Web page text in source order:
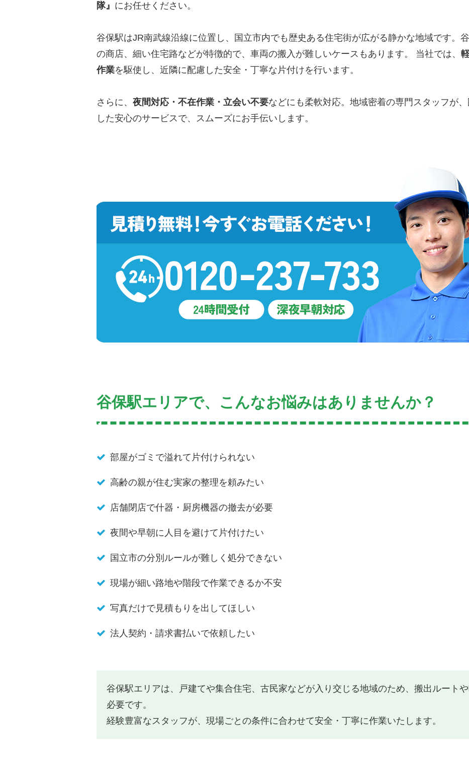
隊』 にお任せください。
谷保駅はJR南武線沿線に位置し、国立市内でも歴史ある住宅街が広がる静かな地域です。
の商店、細い住宅路などが特徴的で、車両の搬入が難しいケースもあります。 当社では、
作業を駆使し、近隣に配慮した安全・丁寧な片付けを行います。
さらに、 夜間対応・不在作業・立会い不要などにも柔軟対応。地域密着の専門スタッフが
した安心のサービスで、スムーズにお手伝いします。
谷保駅エリアで、こんなお悩みはありませんか？
部屋がゴミで溢れて片付けられない
高齢の親が住む実家の整理を頼みたい
店舗閉店で什器・厨房機器の撤去が必要
夜間や早朝に人目を避けて片付けたい
国立市の分別ルールが難しく処分できない
現場が細い路地や階段で作業できるか不安
写真だけで見積もりを出してほしい
法人契約・請求書払いで依頼したい
谷保駅エリアは、戸建てや集合住宅、古民家などが入り交じる地域のため、搬出ルート
必要です。
経験豊富なスタッフが、現場ごとの条件に合わせて安全・丁寧に作業いたします。